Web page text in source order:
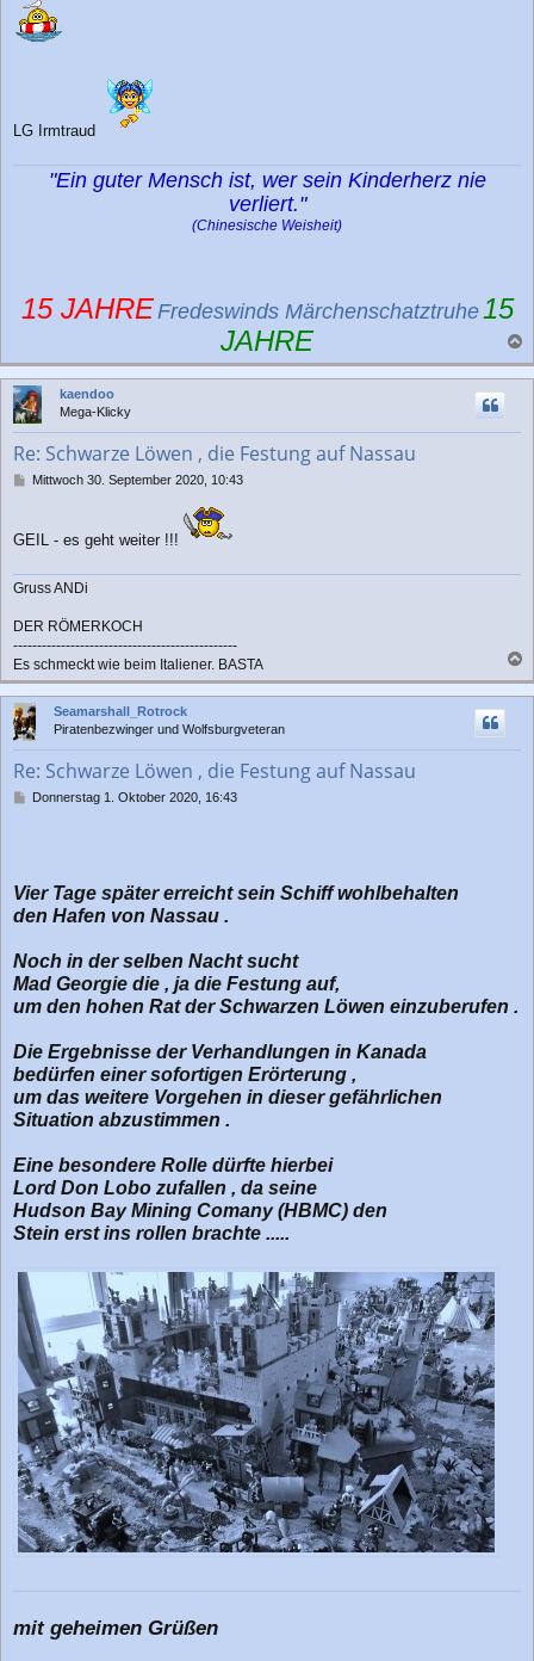
LG Irmtraud
"Ein guter Mensch ist, wer sein Kinderherz nie
verliert."
(Chinesische Weisheit)
15 JAHREFredeswinds Märchenschatztruhe 15
JAHRE
a
c
kaendoo
Mega-Klicky
Re: Schwarze Löwen , die Festung auf Nassau
B
t
r
g
Mittwoch 30. September 2020, 10:43
GEIL - es geht weiter !!!
Gruss ANDi
DER RÖMERKOCH
-----------------------------------------------
Es schmeckt wie beim Italiener. BASTA
a
c
Seamarshall_Rotrock
Piratenbezwinger und Wolfsburgveteran
Re: Schwarze Löwen , die Festung auf Nassau
B
a
g
Donnerstag 1. Oktober 2020, 16:43
Vier Tage später erreicht sein Schiff wohlbehalten
den Hafen von Nassau .
Noch in der selben Nacht sucht
Mad Georgie die , ja die Festung auf,
um den hohen Rat der Schwarzen Löwen einzuberufen .
Die Ergebnisse der Verhandlungen in Kanada
bedürfen einer sofortigen Erörterung ,
um das weitere Vorgehen in dieser gefährlichen
Situation abzustimmen .
Eine besondere Rolle dürfte hierbei
Lord Don Lobo zufallen , da seine
Hudson Bay Mining Comany (HBMC) den
Stein erst ins rollen brachte .....
mit geheimen Grüßen